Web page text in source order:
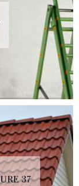
37